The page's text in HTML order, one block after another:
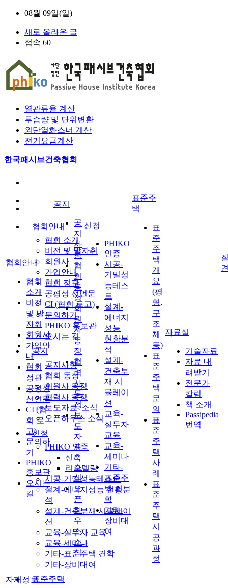
08월 09일(일)
새로 올라온 글
접속 60
열관류율 계산
투습량 및 단위변환
외단열화스너 계산
전기요금계산
한국패시브건축협회
협회안내
협회 소개
비전 및 발자취
회원사
가입안내
협회 정관
공평성 선언문
CI (협회 로고)
문의하기
PHIKO 홍보관
오시는 길
공지
공지사항
협회 동정
회원사 동정
협력사 동정
보도자료 /소식
오픈하우스 소식
신청
PHIKO 인증
신축
리모델링
시공-기밀성능테스트
설계-에너지성능 현황분
석
설계-건축부재 시뮬레이
션
교육-실무자 교육
교육-세미나
기타-표준주택 견학
기타-장비대여
표준주택
협회안내
협회
소개
비전
및 발
자취
회원사
가입안
내
협회
정관
공평성
선언문
CI (협
회 로
고)
문의하
기
PHIKO
홍보관
오시는
길
공지
공
지
사
항
협
회
동
정
회
원
사
동
정
협
력
사
동
정
보
도
자
료
/
소
식
오
픈
하
우
스
소
식
신청
PHIKO
인증
시공-
기밀성
능테스
트
설계-
에너지
성능
현황분
석
설계-
건축부
재 시
뮬레이
션
교육-
실무자
교육
교육-
세미나
기타-
표준주
택 견
학
기타-
장비대
여
표준주
택
표
준
주
택
개
요
(평
형,
구
조
체
등)
표
준
주
택
문
의
표
준
주
택
사
례
표
준
주
택
시
공
과
정
자료실
기술자료
자료 내
려받기
전문가
칼럼
책 소개
Passipedia
번역
자재정보